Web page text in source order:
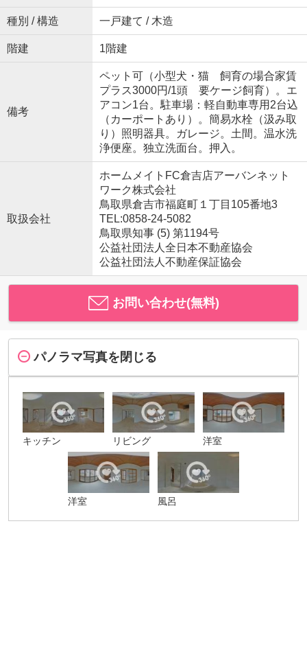
種別 / 構造 一戸建て / 木造
階建 1階建
備考
ペット可（小型犬・猫 飼育の場合家賃
プラス3000円/1頭 要ケージ飼育）。エ
アコン1台。駐車場：軽自動車専用2台込
（カーポートあり）。簡易水栓（汲み取
り）照明器具。ガレージ。土間。温水洗
浄便座。独立洗面台。押入。
取扱会社
ホームメイトFC倉吉店アーバンネット
ワーク株式会社
鳥取県倉吉市福庭町１丁目105番地3
TEL:0858-24-5082
鳥取県知事 (5) 第1194号
公益社団法人全日本不動産協会
公益社団法人不動産保証協会
お問い合わせ(無料)
パノラマ写真を閉じる
キッチン リビング 洋室
洋室 風呂